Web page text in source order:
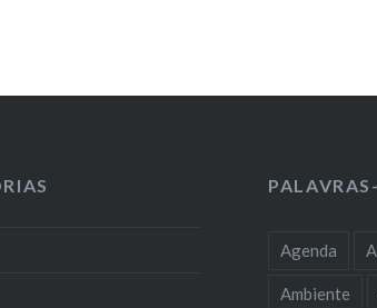
Agenda
Ambiente